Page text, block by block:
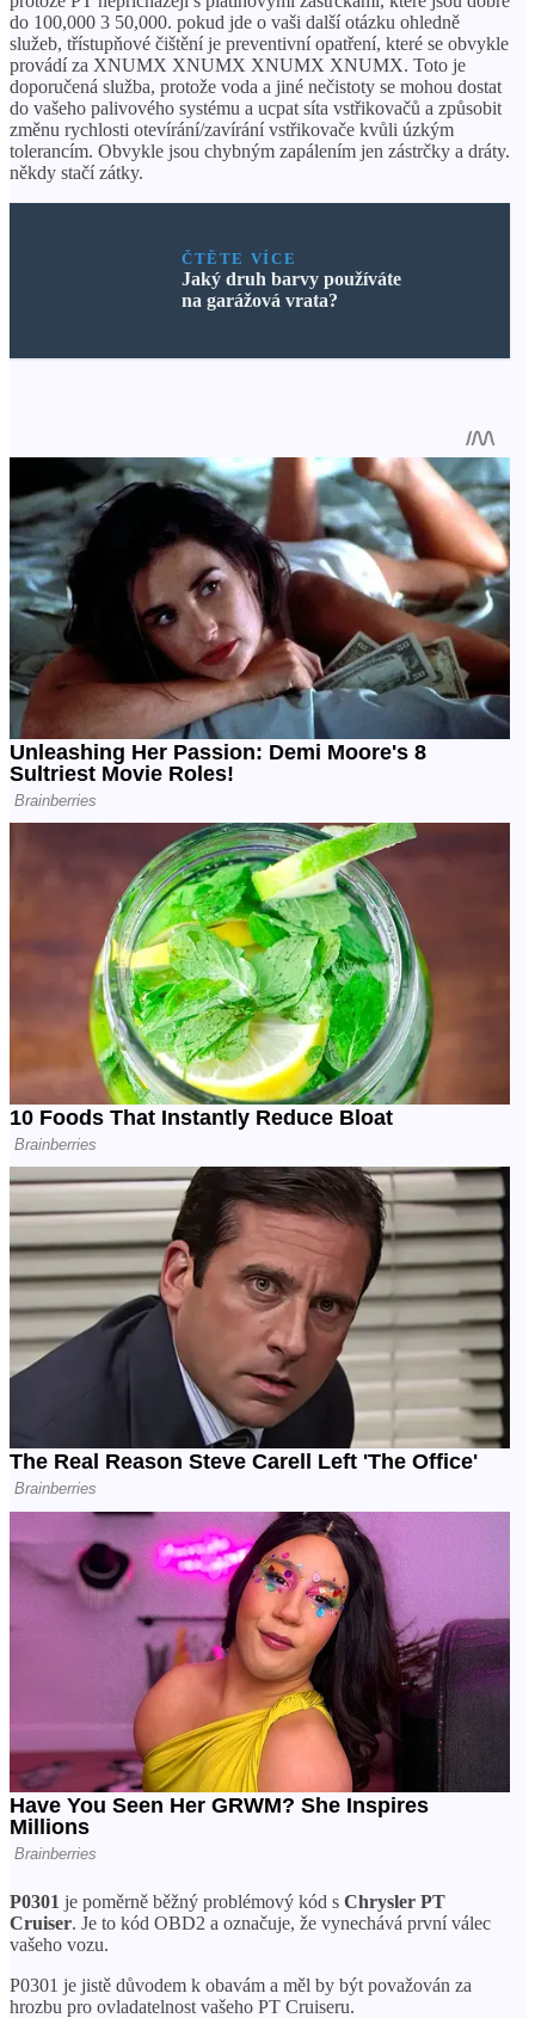
do 100,000 3 50,000. pokud jde o vaši další otázku ohledně
služeb, třístupňové čištění je preventivní opatření, které se obvykle
provádí za XNUMX XNUMX XNUMX XNUMX. Toto je
doporučená služba, protože voda a jiné nečistoty se mohou dostat
do vašeho palivového systému a ucpat síta vstřikovačů a způsobit
změnu rychlosti otevírání/zavírání vstřikovače kvůli úzkým
tolerancím. Obvykle jsou chybným zapálením jen zástrčky a dráty.
někdy stačí zátky.
ČTĚTE VÍCE
Jaký druh barvy používáte
na garážová vrata?
P0301 je poměrně běžný problémový kód s Chrysler PT
Cruiser. Je to kód OBD2 a označuje, že vynechává první válec
vašeho vozu.
P0301 je jistě důvodem k obavám a měl by být považován za
hrozbu pro ovladatelnost vašeho PT Cruiseru.